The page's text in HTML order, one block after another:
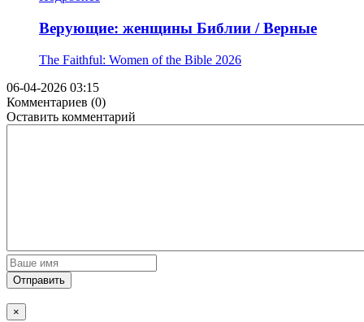
Верующие: женщины Библии / Верные
The Faithful: Women of the Bible 2026
06-04-2026 03:15
Комментариев (0)
Оставить комментарий
Отправить
×